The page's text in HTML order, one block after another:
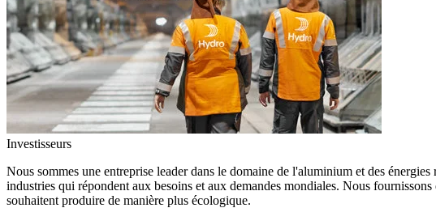
Investisseurs
Nous sommes une entreprise leader dans le domaine de l'aluminium et des
industries qui répondent aux besoins et aux demandes mondiales. Nous
souhaitent produire de manière plus écologique.